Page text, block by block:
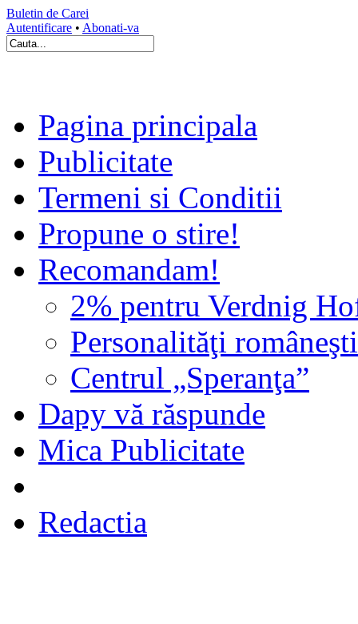
Buletin de Carei
Autentificare • Abonati-va
Pagina principala
Publicitate
Termeni si Conditii
Propune o stire!
Recomandam!
2% pentru Verdnig
Personalităţi româneşti
Centrul „Speranţa”
Dapy vă răspunde
Mica Publicitate
Redactia